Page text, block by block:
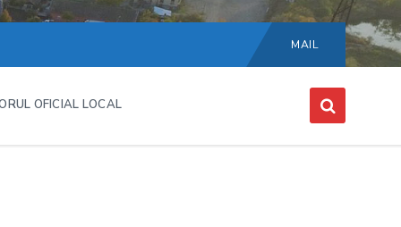
Choose
language:
MAIL
OFICIAL LOCAL